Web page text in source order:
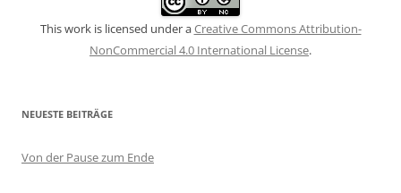
This work is licensed under aCreative Commons Attribution-
NonCommercial 4.0 International License.
NEUESTE BEITRÄGE
Von der Pause zum Ende